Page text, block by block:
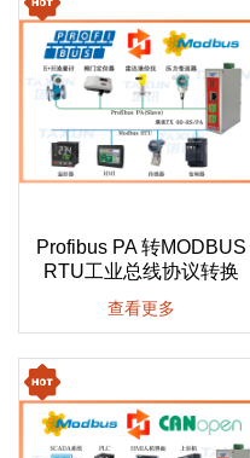
Profibus PA 转MODBUS
RTU工业总线协议转换
查看更多